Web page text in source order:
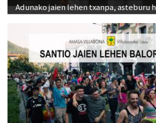
Adunako jaien lehen txanpa, asteburu